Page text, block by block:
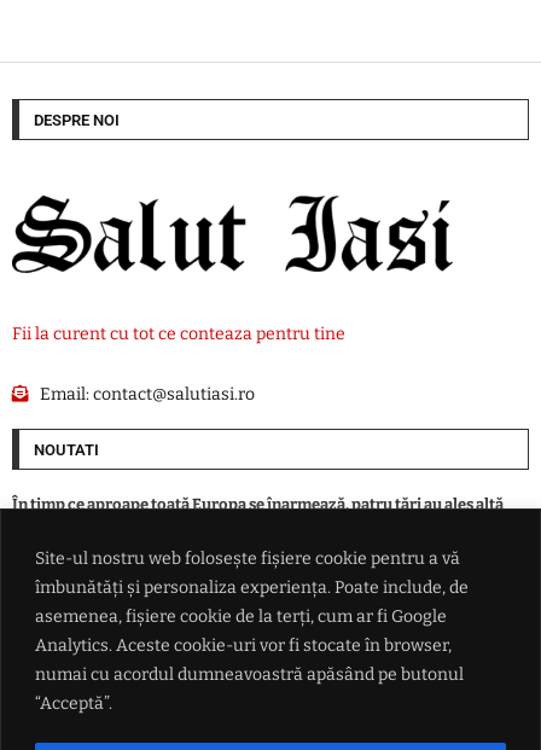
Site-ul nostru web folosește fișiere cookie pentru a vă
îmbunătăți și personaliza experiența. Poate include, de
asemenea, fișiere cookie de la terți, cum ar fi Google
Analytics. Aceste cookie-uri vor fi stocate în browser,
numai cu acordul dumneavoastră apăsând pe butonul
“Acceptă”.
DESPRE NOI
Fii la curent cu tot ce conteaza pentru tine
Email:contact@salutiasi.ro
NOUTATI
În timp ce aproape toată Europa se înarmează, patru ţări au ales altă
Eclipsa parțială de Soare din 12 august, vizibilă și din România. Unde se
vede cel mai bine și la ce oră începe
Alertă epidemiologică majoră: virusul Ebola ar fi suferit mutații
periculoase în RD Congo